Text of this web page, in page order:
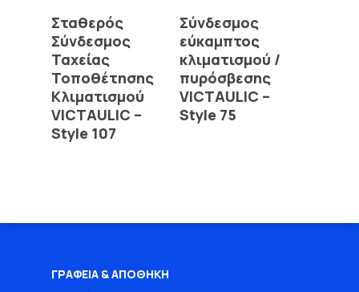
Read More
Σταθερός
Σύνδεσμος
Ταχείας
Τοποθέτησης
Κλιματισμού
VICTAULIC –
Style 107
Σύνδεσμος
εύκαμπτος
κλιματισμού /
πυρόσβεσης
VICTAULIC –
Style 75
ΓΡΑΦΕΙΑ & ΑΠΟΘΗΚΗ